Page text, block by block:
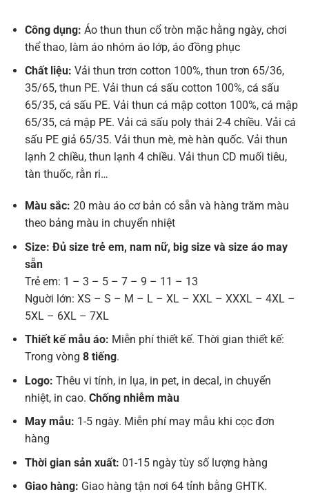
Công dụng: Áo thun thun cổ tròn mặc hằng ngày, chơi
thể thao, làm áo nhóm áo lớp, áo đồng phục
Chất liệu: Vải thun trơn cotton 100%, thun trơn 65/36,
35/65, thun PE. Vải thun cá sấu cotton 100%, cá sấu
65/35, cá sấu PE. Vải thun cá mập cotton 100%, cá mập
65/35, cá mập PE. Vải cá sấu poly thái 2-4 chiều. Vải cá
sấu PE giả 65/35. Vải thun mè, mè hàn quốc. Vải thun
lạnh 2 chiều, thun lạnh 4 chiều. Vải thun CD muối tiêu,
tàn thuốc, rằn ri…
Màu sắc: 20 màu áo cơ bản có sẵn và hàng trăm màu
theo bảng màu in chuyển nhiệt
Size: Đủ size trẻ em, nam nữ, big size và size áo may
sẵn
Trẻ em: 1 – 3 – 5 – 7 – 9 – 11 – 13
Nguời lớn: XS – S – M – L – XL – XXL – XXXL – 4XL –
5XL – 6XL – 7XL
Thiết kế mẫu áo: Miễn phí thiết kế. Thời gian thiết kế:
Trong vòng 8 tiếng.
Logo: Thêu vi tính, in lụa, in pet, in decal, in chuyển
nhiệt, in cao. Chống nhiễm màu
May mẫu: 1-5 ngày. Miễn phí may mẫu khi cọc đơn
hàng
Thời gian sản xuất: 01-15 ngày tùy số lượng hàng
Giao hàng: Giao hàng tận nơi 64 tỉnh bằng GHTK.